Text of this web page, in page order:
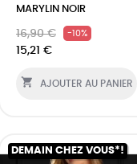
MARYLIN NOIR
16,90 € -10%
15,21 €
 AJOUTER AU PANIER
DEMAIN CHEZ VOUS*!